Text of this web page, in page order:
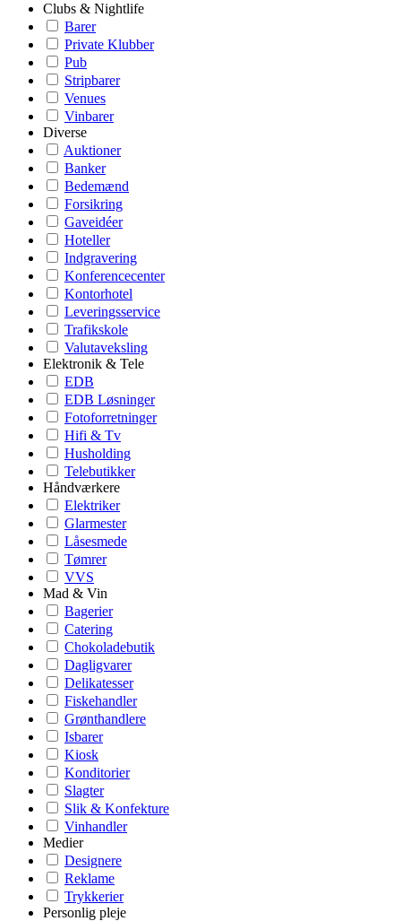
Clubs & Nightlife
Barer
Private Klubber
Pub
Stripbarer
Venues
Vinbarer
Diverse
Auktioner
Banker
Bedemænd
Forsikring
Gaveidéer
Hoteller
Indgravering
Konferencecenter
Kontorhotel
Leveringsservice
Trafikskole
Valutaveksling
Elektronik & Tele
EDB
EDB Løsninger
Fotoforretninger
Hifi & Tv
Husholding
Telebutikker
Håndværkere
Elektriker
Glarmester
Låsesmede
Tømrer
VVS
Mad & Vin
Bagerier
Catering
Chokoladebutik
Dagligvarer
Delikatesser
Fiskehandler
Grønthandlere
Isbarer
Kiosk
Konditorier
Slagter
Slik & Konfekture
Vinhandler
Medier
Designere
Reklame
Trykkerier
Personlig pleje